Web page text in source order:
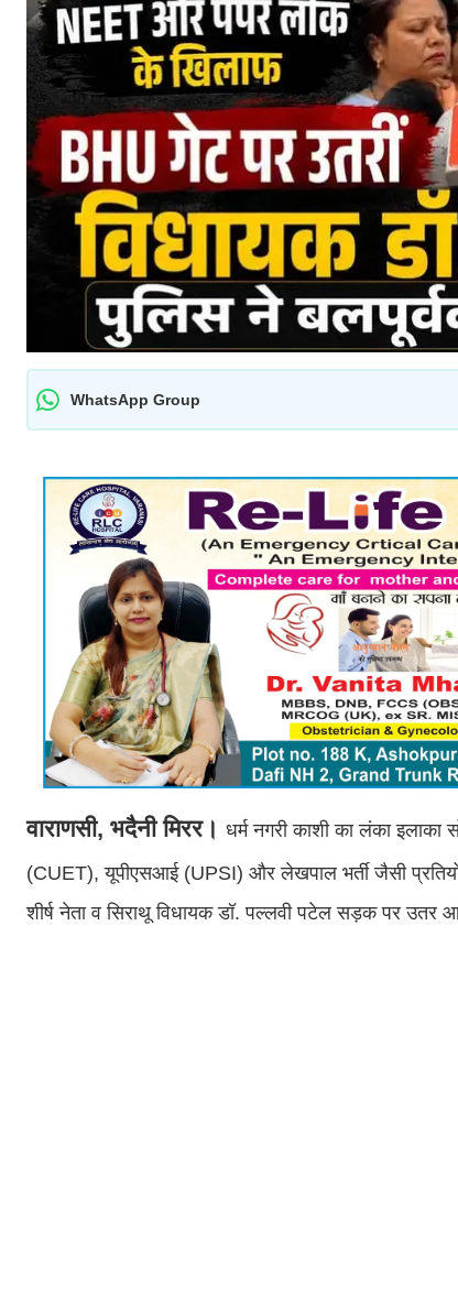
WhatsApp Group
वाराणसी, भदैनी मिरर। धर्म नगरी काशी का लंका
(CUET), यूपीएसआई (UPSI) और लेखपाल भर्ती जैसी
शीर्ष नेता व सिराथू विधायक डॉ. पल्लवी पटेल सड़क पर उतर